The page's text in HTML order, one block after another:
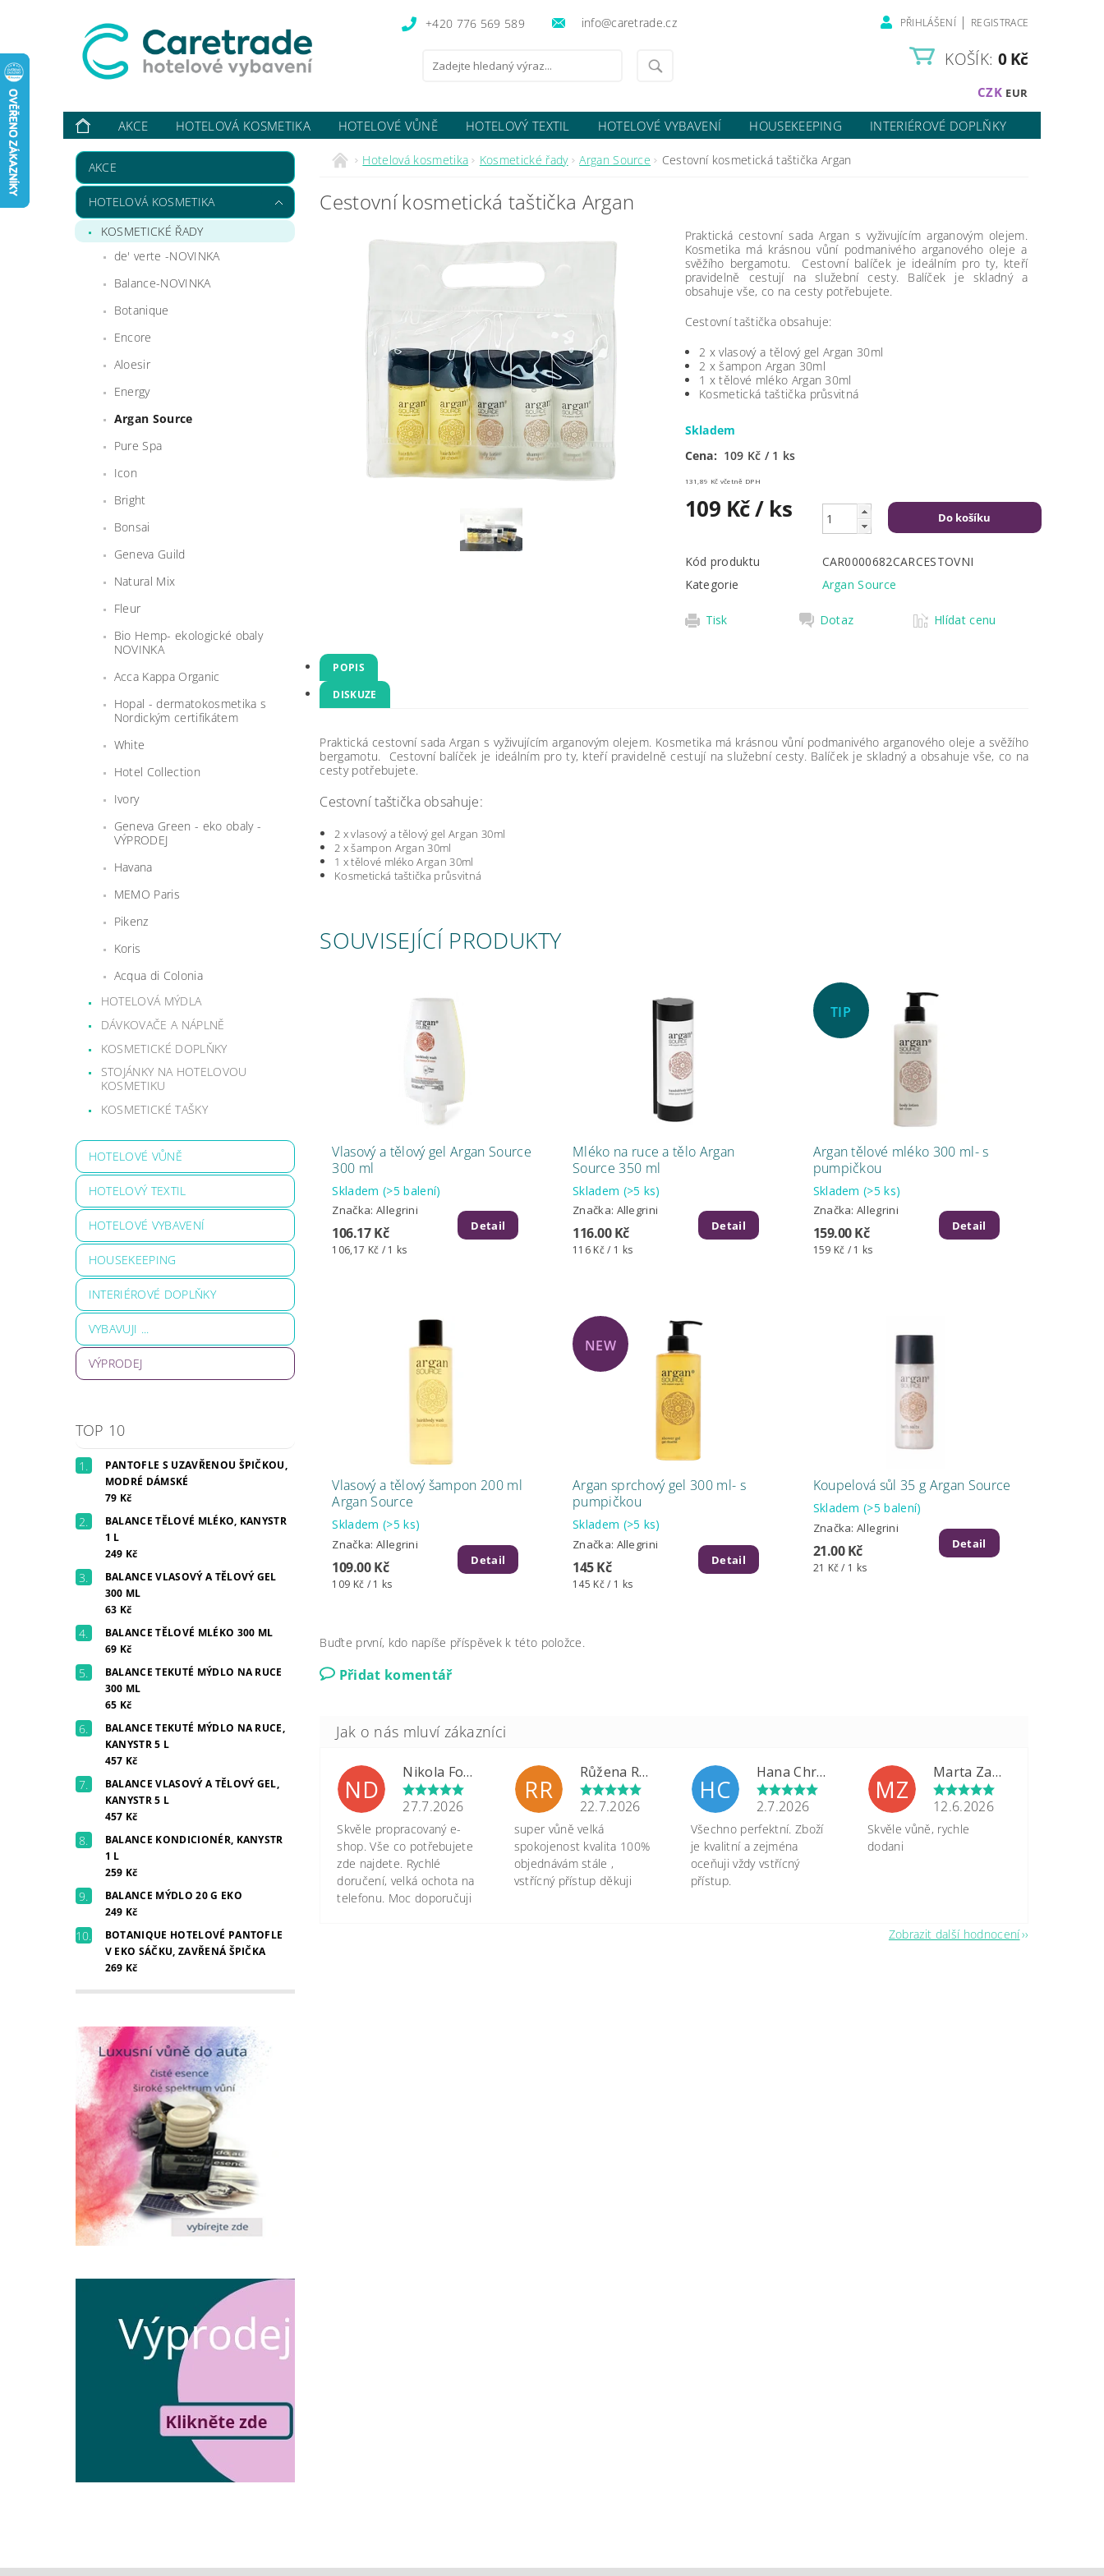
+420 776 569 589 info@caretrade.cz PŘIHLÁŠENÍ | REGISTRACE
CZK EUR
KOŠÍK: 0 Kč
AKCE HOTELOVÁ KOSMETIKA HOTELOVÉ VŮNĚ HOTELOVÝ TEXTIL HOTELOVÉ VYBAVENÍ HOUSEKEEPING
INTERIÉROVÉ DOPLŇKY
VYBAVUJI ...
KONTAKTY O NÁS HODNOCENÍ OBCHODU
AKCE
HOTELOVÁ KOSMETIKA
KOSMETICKÉ ŘADY
de' verte -NOVINKA
Balance-NOVINKA
Botanique
Encore
Aloesir
Energy
Argan Source
Pure Spa
Icon
Bright
Bonsai
Geneva Guild
Natural Mix
Fleur
Bio Hemp- ekologické obaly
NOVINKA
Acca Kappa Organic
Hopal - dermatokosmetika s
Nordickým certifikátem
White
Hotel Collection
Ivory
Geneva Green - eko obaly -
VÝPRODEJ
Havana
MEMO Paris
Pikenz
Koris
Acqua di Colonia
HOTELOVÁ MÝDLA
DÁVKOVAČE A NÁPLNĚ
KOSMETICKÉ DOPLŇKY
STOJÁNKY NA HOTELOVOU
KOSMETIKU
KOSMETICKÉ TAŠKY
HOTELOVÉ VŮNĚ
HOTELOVÝ TEXTIL
HOTELOVÉ VYBAVENÍ
HOUSEKEEPING
INTERIÉROVÉ DOPLŇKY
VYBAVUJI ...
VÝPRODEJ
TOP 10
PANTOFLE S UZAVŘENOU ŠPIČKOU,
MODRÉ DÁMSKÉ
79 Kč
BALANCE TĚLOVÉ MLÉKO, KANYSTR
1 L
249 Kč
BALANCE VLASOVÝ A TĚLOVÝ GEL
300 ML
63 Kč
BALANCE TĚLOVÉ MLÉKO 300 ML
69 Kč
BALANCE TEKUTÉ MÝDLO NA RUCE
300 ML
65 Kč
BALANCE TEKUTÉ MÝDLO NA RUCE,
KANYSTR 5 L
457 Kč
BALANCE VLASOVÝ A TĚLOVÝ GEL,
KANYSTR 5 L
457 Kč
BALANCE KONDICIONÉR, KANYSTR
1 L
259 Kč
BALANCE MÝDLO 20 G EKO
249 Kč
BOTANIQUE HOTELOVÉ PANTOFLE
V EKO SÁČKU, ZAVŘENÁ ŠPIČKA
269 Kč
Hotelová kosmetika Kosmetické řady Argan Source Cestovní kosmetická taštička Argan
Cestovní kosmetická taštička Argan
Praktická cestovní sada Argan s vyživujícím arganovým olejem.
Kosmetika má krásnou vůní podmanivého arganového oleje a
svěžího bergamotu. Cestovní balíček je ideálním pro ty, kteří
pravidelně cestují na služební cesty. Balíček je skladný a
obsahuje vše, co na cesty potřebujete.
Cestovní taštička obsahuje:
2 x vlasový a tělový gel Argan 30ml
2 x šampon Argan 30ml
1 x tělové mléko Argan 30ml
Kosmetická taštička průsvitná
Skladem
Cena: 109 Kč / 1 ks
131,89 Kč včetně DPH
109 Kč/ ks
Kód produktu
CAR0000682CARCESTOVNI
Kategorie
Argan Source
Tisk Dotaz Hlídat cenu
POPIS
DISKUZE
Praktická cestovní sada Argan s vyživujícím arganovým olejem. Kosmetika má krásnou vůní podmanivého arganového oleje a svěžího
bergamotu. Cestovní balíček je ideálním pro ty, kteří pravidelně cestují na služební cesty. Balíček je skladný a obsahuje vše, co na
cesty potřebujete.
Cestovní taštička obsahuje:
2 x vlasový a tělový gel Argan 30ml
2 x šampon Argan 30ml
1 x tělové mléko Argan 30ml
Kosmetická taštička průsvitná
SOUVISEJÍCÍ PRODUKTY
Vlasový a tělový gel Argan Source
300 ml
Skladem (>5 balení)
Značka: Allegrini
106.17 Kč
106,17 Kč / 1 ks
Detail
Mléko na ruce a tělo Argan
Source 350 ml
Skladem (>5 ks)
Značka: Allegrini
116.00 Kč
116 Kč / 1 ks
Detail
TIP
Argan tělové mléko 300 ml- s
pumpičkou
Skladem(>5 ks)
Značka:Allegrini
159.00 Kč
159 Kč / 1 ks
Detail
Vlasový a tělový šampon 200 ml
Argan Source
Skladem (>5 ks)
Značka: Allegrini
109.00 Kč
109 Kč / 1 ks
Detail
NEW
Argan sprchový gel 300 ml- s
pumpičkou
Skladem (>5 ks)
Značka: Allegrini
145 Kč
145 Kč / 1 ks
Detail
Koupelová sůl 35 g Argan Source
Skladem(>5 balení)
Značka:Allegrini
21.00 Kč
21 Kč / 1 ks
Detail
Buďte první, kdo napíše příspěvek k této položce.
Přidat komentář
ND
Nikola Formánková Dvořáková
27.7.2026
Skvěle propracovaný e-
shop. Vše co potřebujete
zde najdete. Rychlé
doručení, velká ochota na
telefonu. Moc doporučuji
RR
Růžena Rypková
22.7.2026
super vůně velká
spokojenost kvalita 100%
objednávám stále ,
vstřícný přístup děkuji
HC
Hana Chrastinová
2.7.2026
Všechno perfektní. Zboží
je kvalitní a zejména
oceňuji vždy vstřícný
přístup.
MZ
Marta Zapletalová
12.6.2026
Skvěle vůně, rychle
dodani
Zobrazit další hodnocení